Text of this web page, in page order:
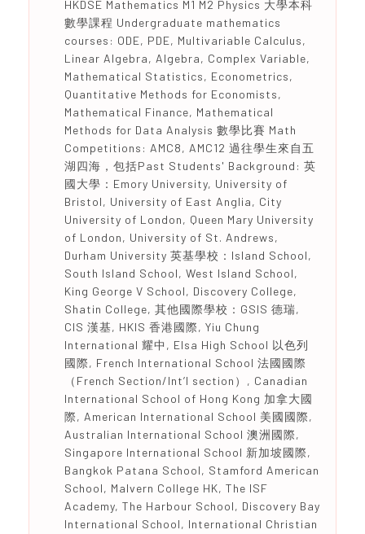
HKDSE Mathematics M1 M2 Physics 大學本科
數學課程 Undergraduate mathematics
courses: ODE, PDE, Multivariable Calculus,
Linear Algebra, Algebra, Complex Variable,
Mathematical Statistics, Econometrics,
Quantitative Methods for Economists,
Mathematical Finance, Mathematical
Methods for Data Analysis 數學比賽 Math
Competitions: AMC8, AMC12 過往學生來自五
湖四海，包括Past Students' Background: 英
國大學：Emory University, University of
Bristol, University of East Anglia, City
University of London, Queen Mary University
of London, University of St. Andrews,
Durham University 英基學校：Island School,
South Island School, West Island School,
King George V School, Discovery College,
Shatin College, 其他國際學校：GSIS 德瑞,
CIS 漢基, HKIS 香港國際, Yiu Chung
International 耀中, Elsa High School 以色列
國際, French International School 法國國際
（French Section/Int’l section）, Canadian
International School of Hong Kong 加拿大國
際, American International School 美國國際,
Australian International School 澳洲國際,
Singapore International School 新加坡國際,
Bangkok Patana School, Stamford American
School, Malvern College HK, The ISF
Academy, The Harbour School, Discovery Bay
International School, International Christian